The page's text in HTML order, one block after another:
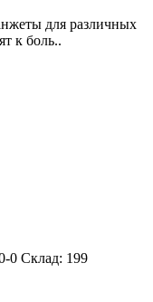
для различных
к боль..
0 Склад: 199